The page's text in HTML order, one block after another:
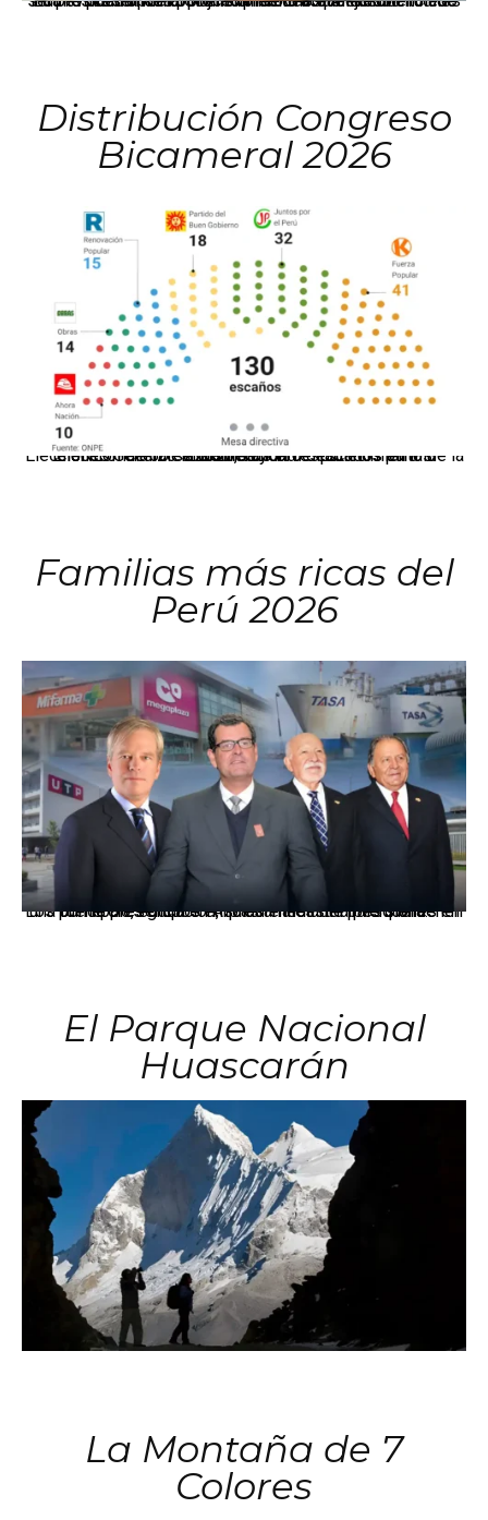
Distribución Congreso
Bicameral 2026
El JNE oficializó la distribución de escaños para la elección de 60 senadores y 130 diputados en las Elecciones Generales 2026, tras el restablecimiento de la Bicameralidad.
Familias más ricas del
Perú 2026
Los principales grupos empresariales del país mantienen una fuerte presencia en Áncash mediante inversiones en comercio, educación, salud e industria pesquera.
El Parque Nacional
Huascarán
La Montaña de 7
Colores